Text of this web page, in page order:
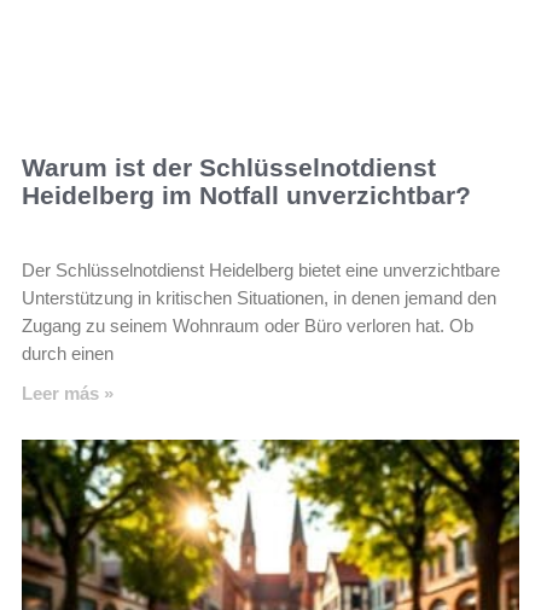
Warum ist der Schlüsselnotdienst
Heidelberg im Notfall unverzichtbar?
Der Schlüsselnotdienst Heidelberg bietet eine unverzichtbare
Unterstützung in kritischen Situationen, in denen jemand den
Zugang zu seinem Wohnraum oder Büro verloren hat. Ob
durch einen
Leer más »